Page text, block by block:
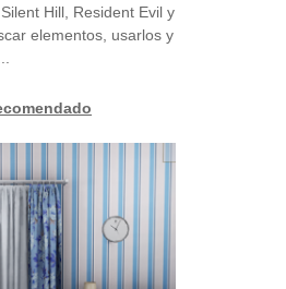
Hill, Resident Evil y
elementos, usarlos y